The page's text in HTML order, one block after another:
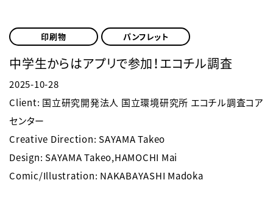
印刷物 パンフレット
中学生からはアプリで参加！エコチル調査
2025-10-28
Client: 国立研究開発法人 国立環境研究所 エコチル調査コア
センター
Creative Direction: SAYAMA Takeo
Design: SAYAMA Takeo,HAMOCHI Mai
Comic/Illustration: NAKABAYASHI Madoka